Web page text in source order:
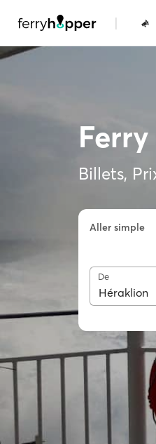
|
Billets,
Aller simple
De